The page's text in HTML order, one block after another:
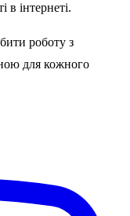
в інтернеті.
роботу з
для кожного